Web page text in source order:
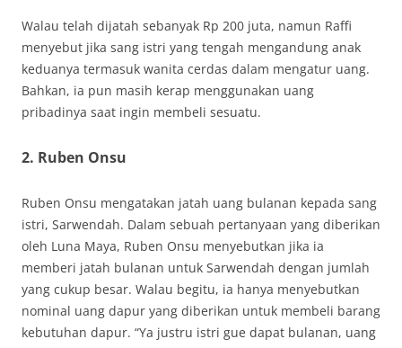
Walau telah dijatah sebanyak Rp 200 juta, namun Raffi
menyebut jika sang istri yang tengah mengandung anak
keduanya termasuk wanita cerdas dalam mengatur uang.
Bahkan, ia pun masih kerap menggunakan uang
pribadinya saat ingin membeli sesuatu.
2. Ruben Onsu
Ruben Onsu mengatakan jatah uang bulanan kepada sang
istri, Sarwendah. Dalam sebuah pertanyaan yang diberikan
oleh Luna Maya, Ruben Onsu menyebutkan jika ia
memberi jatah bulanan untuk Sarwendah dengan jumlah
yang cukup besar. Walau begitu, ia hanya menyebutkan
nominal uang dapur yang diberikan untuk membeli barang
kebutuhan dapur. “Ya justru istri gue dapat bulanan, uang